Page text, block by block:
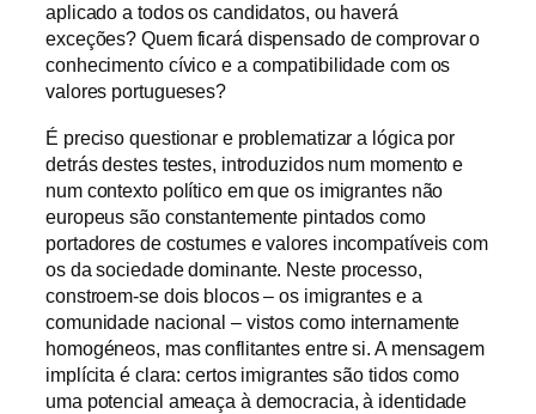
aplicado a todos os candidatos, ou haverá
exceções? Quem ficará dispensado de comprovar o
conhecimento cívico e a compatibilidade com os
valores portugueses?
É preciso questionar e problematizar a lógica por
detrás destes testes, introduzidos num momento e
num contexto político em que os imigrantes não
europeus são constantemente pintados como
portadores de costumes e valores incompatíveis com
os da sociedade dominante. Neste processo,
constroem-se dois blocos – os imigrantes e a
comunidade nacional – vistos como internamente
homogéneos, mas conflitantes entre si. A mensagem
implícita é clara: certos imigrantes são tidos como
uma potencial ameaça à democracia, à identidade